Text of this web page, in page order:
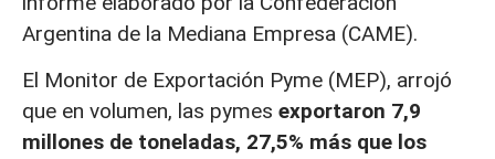
Argentina de la Mediana Empresa (CAME).
El Monitor de Exportación Pyme (MEP), arrojó
que en volumen, las pymes exportaron 7,9
millones de toneladas, 27,5% más que los